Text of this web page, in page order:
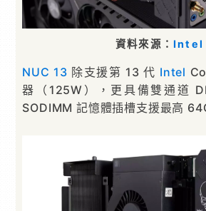
資料來源： Intel
NUC 13 除支援第 13 代 Intel
器（125W），更具備雙通道
SODIMM 記憶體插槽支援最高